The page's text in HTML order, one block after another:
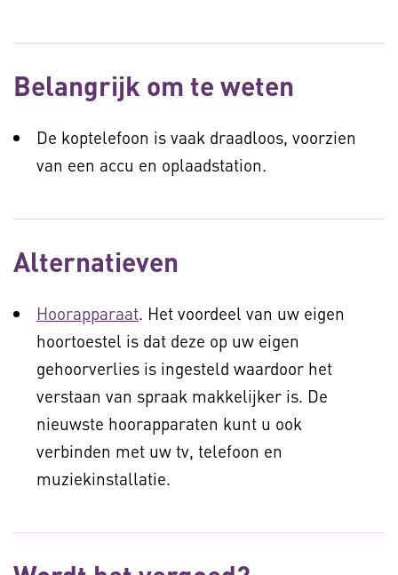
Belangrijk om te weten
De koptelefoon is vaak draadloos, voorzien
van een accu en oplaadstation.
Alternatieven
Hoorapparaat. Het voordeel van uw eigen
hoortoestel is dat deze op uw eigen
gehoorverlies is ingesteld waardoor het
verstaan van spraak makkelijker is. De
nieuwste hoorapparaten kunt u ook
verbinden met uw tv, telefoon en
muziekinstallatie.